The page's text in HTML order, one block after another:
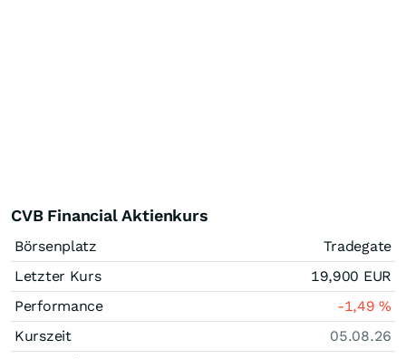
CVB Financial Aktienkurs
Börsenplatz
Tradegate
Letzter Kurs
19,900 EUR
Performance
-1,49%
Kurszeit
05.08.26